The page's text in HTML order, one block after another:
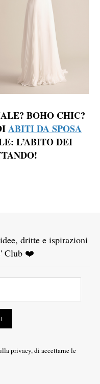
BOHO CHIC?
ABITI DA SPOSA
L’ABITO DEI
dritte e ispirazioni
Club ❤️
privacy, di accettarne le